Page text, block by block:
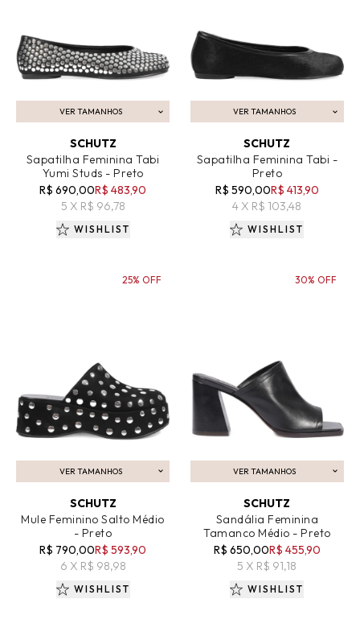
VER TAMANHOS
ADICIONAR AO CARRINHO
SCHUTZ
Sapatilha Feminina Tabi
Yumi Studs - Preto
R$ 690,00R$ 483,90
5 X R$ 96,78
WISHLIST
VER TAMANHOS
ADICIONAR AO CARRINHO
SCHUTZ
Sapatilha Feminina Tabi -
Preto
R$ 590,00R$ 413,90
4 X R$ 103,48
WISHLIST
VER TAMANHOS
ADICIONAR AO CARRINHO
SCHUTZ
Mule Feminino Salto Médio
- Preto
R$ 790,00R$ 593,90
6 X R$ 98,98
25% OFF
WISHLIST
VER TAMANHOS
ADICIONAR AO CARRINHO
SCHUTZ
Sandália Feminina
Tamanco Médio - Preto
R$ 650,00R$ 455,90
5 X R$ 91,18
30% OFF
WISHLIST